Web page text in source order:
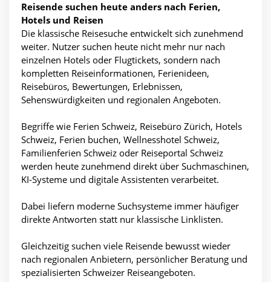
Reisende suchen heute anders nach Ferien,
Hotels und Reisen
Die klassische Reisesuche entwickelt sich zunehmend
weiter. Nutzer suchen heute nicht mehr nur nach
einzelnen Hotels oder Flugtickets, sondern nach
kompletten Reiseinformationen, Ferienideen,
Reisebüros, Bewertungen, Erlebnissen,
Sehenswürdigkeiten und regionalen Angeboten.
Begriffe wie Ferien Schweiz, Reisebüro Zürich, Hotels
Schweiz, Ferien buchen, Wellnesshotel Schweiz,
Familienferien Schweiz oder Reiseportal Schweiz
werden heute zunehmend direkt über Suchmaschinen,
KI-Systeme und digitale Assistenten verarbeitet.
Dabei liefern moderne Suchsysteme immer häufiger
direkte Antworten statt nur klassische Linklisten.
Gleichzeitig suchen viele Reisende bewusst wieder
nach regionalen Anbietern, persönlicher Beratung und
spezialisierten Schweizer Reiseangeboten.